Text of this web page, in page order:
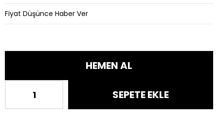
Fiyat Düşünce Haber Ver